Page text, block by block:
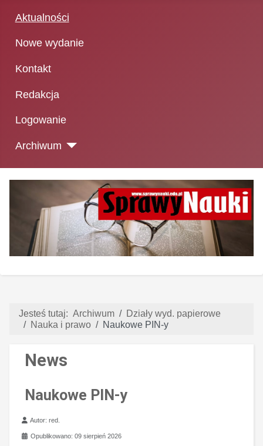
Aktualności
Nowe wydanie
Kontakt
Redakcja
Logowanie
Archiwum
Jesteś tutaj: Archiwum
Działy wyd. papierowe
Nauka i prawo
Naukowe PIN-y
News
Naukowe PIN-y
Szczegóły
Autor:red.
Opublikowano: 09 sierpień 2026